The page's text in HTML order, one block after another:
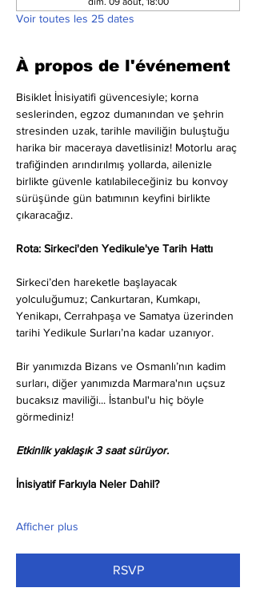
Voir toutes les 25 dates
À propos de l'événement
Bisiklet İnisiyatifi güvencesiyle; korna
seslerinden, egzoz dumanından ve şehrin
stresinden uzak, tarihle maviliğin buluştuğu
harika bir maceraya davetlisiniz! Motorlu araç
trafiğinden arındırılmış yollarda, ailenizle
birlikte güvenle katılabileceğiniz bu konvoy
sürüşünde gün batımının keyfini birlikte
çıkaracağız.
Rota: Sirkeci'den Yedikule'ye Tarih Hattı
Sirkeci’den hareketle başlayacak
yolculuğumuz; Cankurtaran, Kumkapı,
Yenikapı, Cerrahpaşa ve Samatya üzerinden
tarihi Yedikule Surları’na kadar uzanıyor.
Bir yanımızda Bizans ve Osmanlı’nın kadim
surları, diğer yanımızda Marmara'nın uçsuz
bucaksız maviliği... İstanbul'u hiç böyle
görmediniz!
Etkinlik yaklaşık 3 saat sürüyor.
İnisiyatif Farkıyla Neler Dahil?
Afficher plus
RSVP